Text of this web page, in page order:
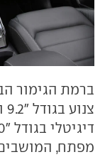
מפתח,